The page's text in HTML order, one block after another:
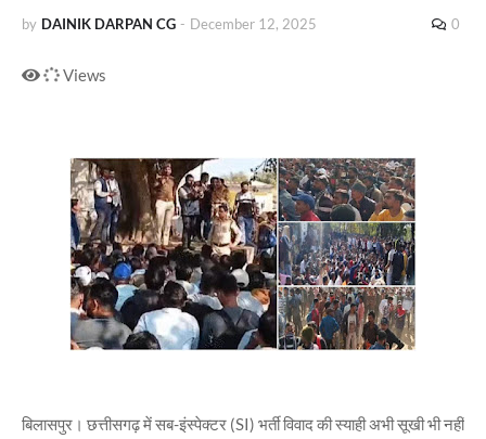
by DAINIK DARPAN CG - December 12, 2025 0
Views
बिलासपुर। छत्तीसगढ़ में सब-इंस्पेक्टर (SI) भर्ती विवाद की स्याही अभी सूखी भी नहीं